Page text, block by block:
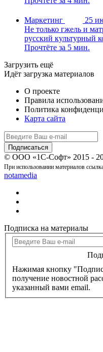
Маркетинг
25
Не только гжель и
русский культурный
Прочтёте за 5 мин.
Загрузить ещё
Идёт загрузка материалов
О проекте
Правила
Политика
Карта сайта
© ООО «1С-Софт» 2015 -
При использовании материалов
notamedia
Подписка на материалы
Нажимая кнопку
получение новостной
указанный вами email.